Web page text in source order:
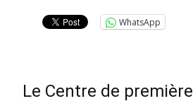
WhatsApp
Le Centre de première